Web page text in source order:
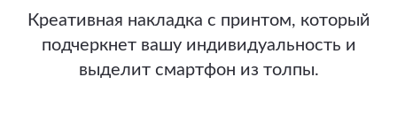
Креативная накладка с принтом, который
подчеркнет вашу индивидуальность и
выделит смартфон из толпы.